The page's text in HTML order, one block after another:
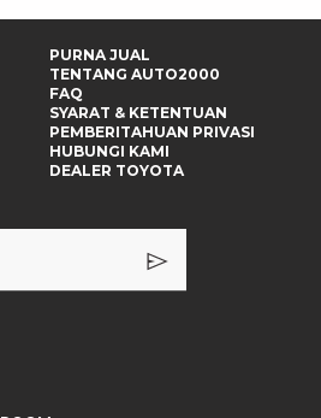
PURNA JUAL
TENTANG AUTO2000
FAQ
SYARAT & KETENTUAN
PEMBERITAHUAN PRIVASI
HUBUNGI KAMI
DEALER TOYOTA